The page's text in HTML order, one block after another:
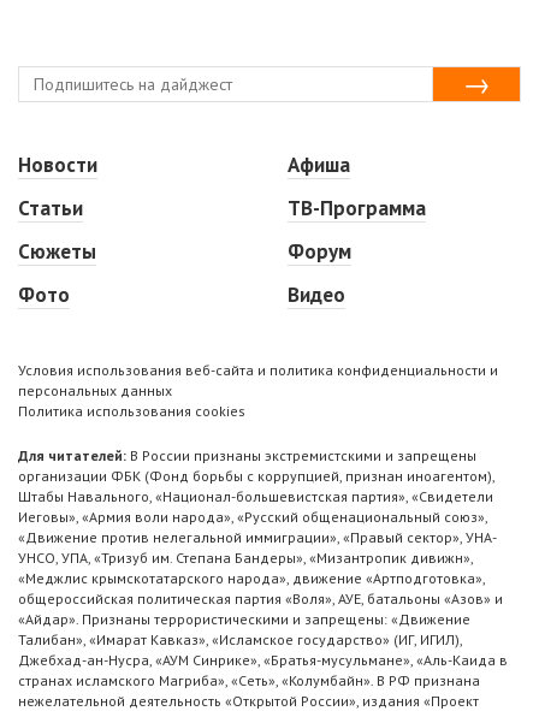
Новости
Статьи
Сюжеты
Фото
Афиша
ТВ-Программа
Форум
Видео
Условия использования веб-сайта и политика конфиденциальности и
персональных данных
Политика использования cookies
Для читателей: В России признаны экстремистскими и запрещены
организации ФБК (Фонд борьбы с коррупцией, признан иноагентом),
Штабы Навального, «Национал-большевистская партия», «Свидетели
Иеговы», «Армия воли народа», «Русский общенациональный союз»,
«Движение против нелегальной иммиграции», «Правый сектор», УНА-
УНСО, УПА, «Тризуб им. Степана Бандеры», «Мизантропик дивижн»,
«Меджлис крымскотатарского народа», движение «Артподготовка»,
общероссийская политическая партия «Воля», АУЕ, батальоны «Азов» и
«Айдар». Признаны террористическими и запрещены: «Движение
Талибан», «Имарат Кавказ», «Исламское государство» (ИГ, ИГИЛ),
Джебхад-ан-Нусра, «АУМ Синрике», «Братья-мусульмане», «Аль-Каида в
странах исламского Магриба», «Сеть», «Колумбайн». В РФ признана
нежелательной деятельность «Открытой России», издания «Проект